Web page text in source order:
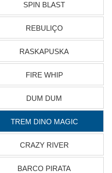
SPIN BLAST
REBULIÇO
RASKAPUSKA
FIRE WHIP
DUM DUM
TREM DINO MAGIC
CRAZY RIVER
BARCO PIRATA